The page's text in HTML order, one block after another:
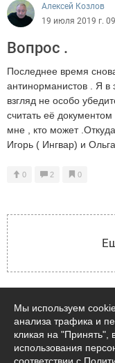
Алексей Козлов
19 июля 2019 г.
Вопрос .
Последнее время
антинорманистов . Я в
взгляд не особо
считать её
мне , кто может
Игорь ( Ингвар) и
0 2 0
Мы используем
анализа трафика и
кликая на "Принять",
использования